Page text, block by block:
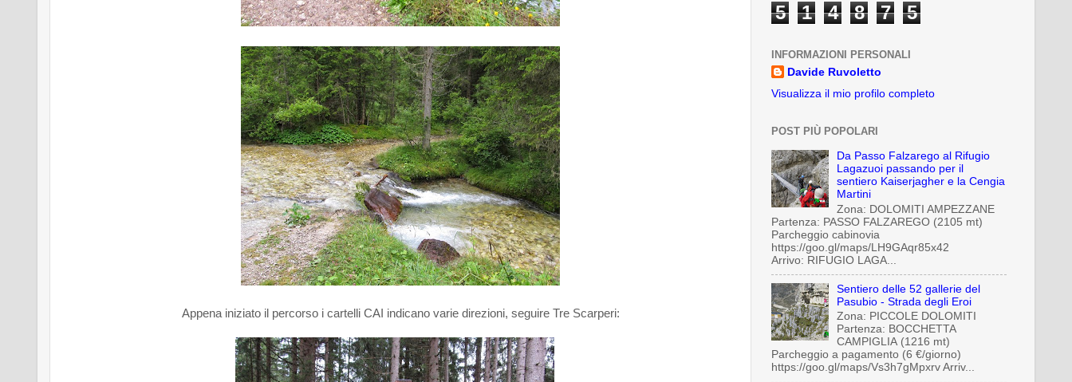
Appena iniziato il percorso i cartelli CAI indicano varie direzioni, seguire Tre Scarperi:
5 1 4 8 7 5
INFORMAZIONI PERSONALI
Davide Ruvoletto
Visualizza il mio profilo completo
POST PIÙ POPOLARI
Da Passo Falzarego al Rifugio
Lagazuoi passando per il
sentiero Kaiserjagher e la Cengia
Martini
Zona: DOLOMITI AMPEZZANE
Partenza: PASSO FALZAREGO (2105 mt)
Parcheggio cabinovia
https://goo.gl/maps/LH9GAqr85x42
Arrivo: RIFUGIO LAGA...
Sentiero delle 52 gallerie del
Pasubio - Strada degli Eroi
Zona: PICCOLE DOLOMITI
Partenza: BOCCHETTA
CAMPIGLIA (1216 mt)
Parcheggio a pagamento (6 €/giorno)
https://goo.gl/maps/Vs3h7gMpxrv Arriv...